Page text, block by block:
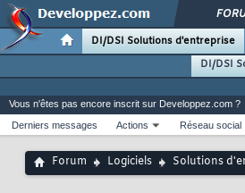
DI/DSI Solutions d'entreprise
DI/DSI
Vous n'êtes pas encore inscrit sur Developpez.com ?
Derniers messages
Actions Réseau social
Forum Logiciels Solutions